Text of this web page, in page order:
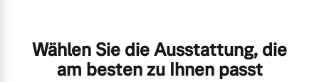
Wählen Sie die Ausstattung, die
am besten zu Ihnen passt